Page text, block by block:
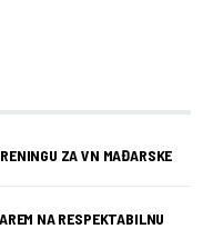
ZA VN MAĐARSKE
NA RESPEKTABILNU